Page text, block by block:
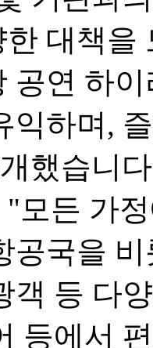
대책을
공연 하
익하며,
했습니
모든 가
공국을
객 등 다
등에서